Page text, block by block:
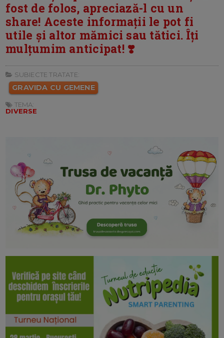
fost de folos, apreciază-l cu un
share! Aceste informații le pot fi
utile și altor mămici sau tătici. Îți
mulțumim anticipat! ❣️
SUBIECTE TRATATE:
GRAVIDA CU GEMENE
TEMA:
DIVERSE